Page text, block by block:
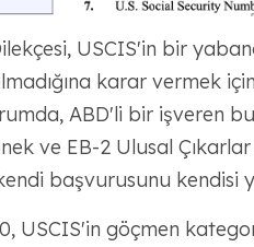
USCIS'in bir
karar vermek
ABD'li bir işveren
ve EB-2 Ulusal
başvurusunu kendisi
USCIS'in göçmen